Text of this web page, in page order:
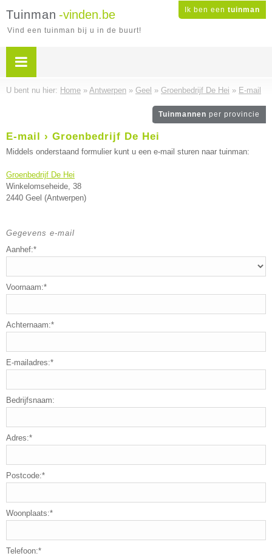
Ik ben een tuinman
Tuinman -vinden.be
Vind een tuinman bij u in de buurt!
U bent nu hier: Home » Antwerpen » Geel » Groenbedrijf De Hei » E-mail
Tuinmannen per provincie
E-mail › Groenbedrijf De Hei
Middels onderstaand formulier kunt u een e-mail sturen naar tuinman:
Groenbedrijf De Hei
Winkelomseheide, 38
2440 Geel (Antwerpen)
Gegevens e-mail
Aanhef:*
Voornaam:*
Achternaam:*
E-mailadres:*
Bedrijfsnaam:
Adres:*
Postcode:*
Woonplaats:*
Telefoon:*